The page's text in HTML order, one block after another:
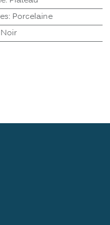
: Porcelaine
Noir